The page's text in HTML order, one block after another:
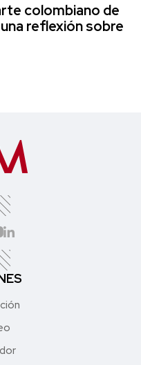
colombiano de
reflexión sobre